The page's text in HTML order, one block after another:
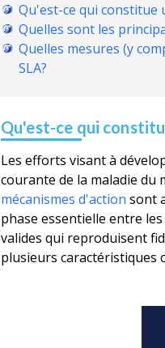
Qu'est-ce qui constitue
Quelles sont les
Quelles mesures (y
SLA?
Qu'est-ce qui
Les efforts visant à
courante de la maladie du
mécanismes d'action sont
phase essentielle entre
valides qui reproduisent
plusieurs caractéristiques